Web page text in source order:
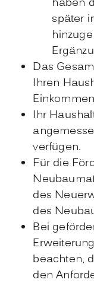
haben
später
Das
Ihren
Ihr
verfügen.
Für die
des
des
Bei
beachten,
den